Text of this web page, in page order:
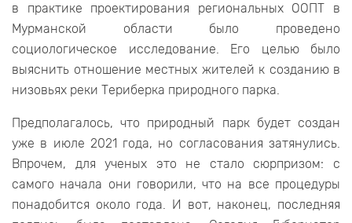
в практике проектирования региональных ООПТ в
Мурманской области было проведено
социологическое исследование. Его целью было
выяснить отношение местных жителей к созданию в
низовьях реки Териберка природного парка.
Предполагалось, что природный парк будет создан
уже в июле 2021 года, но согласования затянулись.
Впрочем, для ученых это не стало сюрпризом: с
самого начала они говорили, что на все процедуры
понадобится около года. И вот, наконец, последняя